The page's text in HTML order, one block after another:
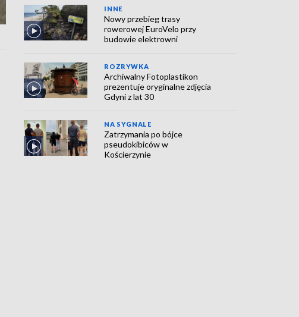
INNE
Nowy przebieg trasy
rowerowej EuroVelo przy
budowie elektrowni
ROZRYWKA
Archiwalny Fotoplastikon
prezentuje oryginalne zdjęcia
Gdyni z lat 30
NA SYGNALE
Zatrzymania po bójce
pseudokibiców w
Kościerzynie